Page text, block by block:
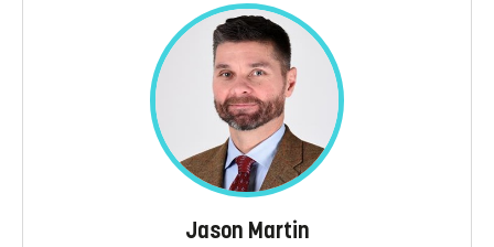
Jason Martin